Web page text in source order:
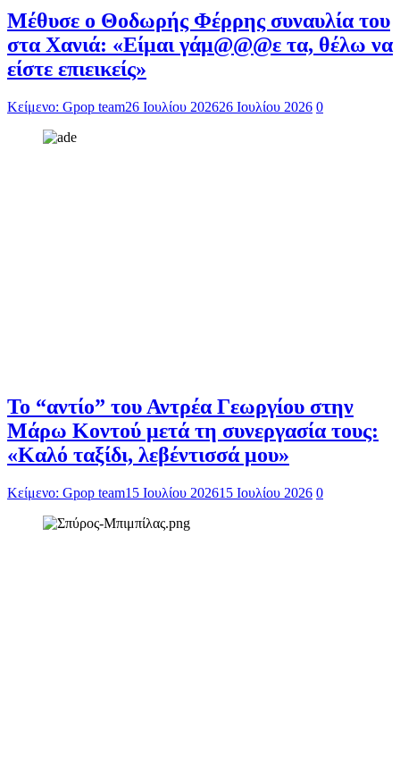
Μέθυσε ο Θοδωρής Φέρρης συναυλία του
στα Χανιά: «Είμαι γάμ@@@ε τα, θέλω να
είστε επιεικείς»
Κείμενο: Gpop team26 Ιουλίου 202626 Ιουλίου 2026 0
Το “αντίο” του Αντρέα Γεωργίου στην
Μάρω Κοντού μετά τη συνεργασία τους:
«Καλό ταξίδι, λεβέντισσά μου»
Κείμενο: Gpop team15 Ιουλίου 202615 Ιουλίου 2026 0